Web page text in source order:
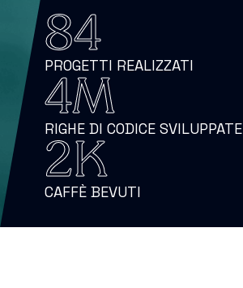
84
PROGETTI REALIZZATI
4M
RIGHE DI CODICE SVILUPPATE
2K
CAFFÈ BEVUTI